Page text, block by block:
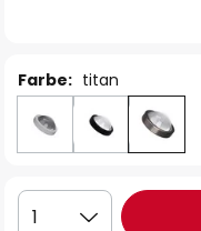
Farbe: titan
1